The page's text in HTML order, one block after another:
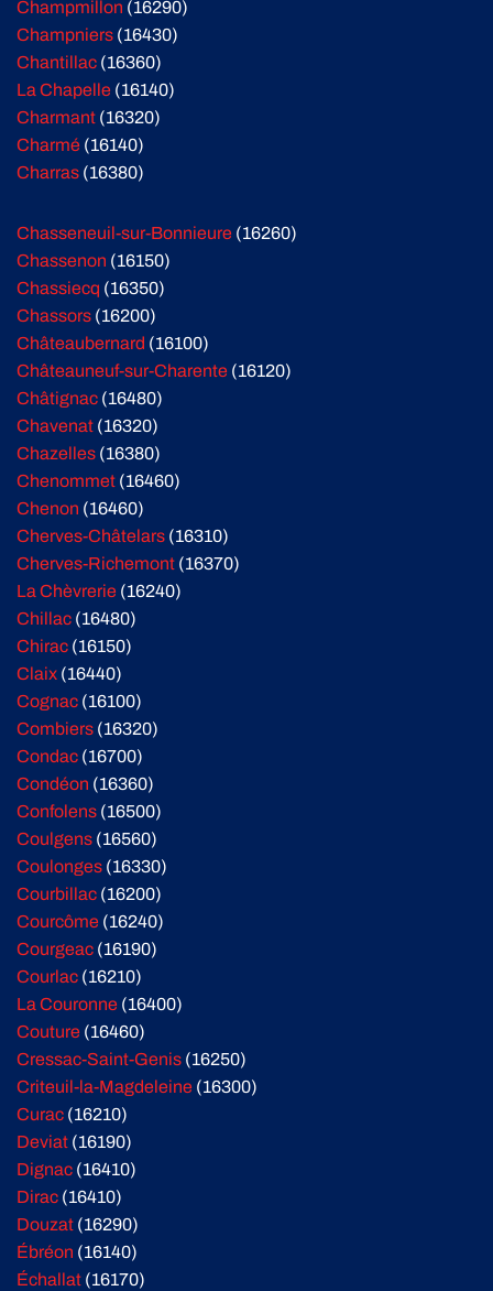
Champmillon (16290)
Champniers (16430)
Chantillac (16360)
La Chapelle (16140)
Charmant (16320)
Charmé (16140)
Charras (16380)
Chasseneuil-sur-Bonnieure (16260)
Chassenon (16150)
Chassiecq (16350)
Chassors (16200)
Châteaubernard (16100)
Châteauneuf-sur-Charente (16120)
Châtignac (16480)
Chavenat (16320)
Chazelles (16380)
Chenommet (16460)
Chenon (16460)
Cherves-Châtelars (16310)
Cherves-Richemont (16370)
La Chèvrerie (16240)
Chillac (16480)
Chirac (16150)
Claix (16440)
Cognac (16100)
Combiers (16320)
Condac (16700)
Condéon (16360)
Confolens (16500)
Coulgens (16560)
Coulonges (16330)
Courbillac (16200)
Courcôme (16240)
Courgeac (16190)
Courlac (16210)
La Couronne (16400)
Couture (16460)
Cressac-Saint-Genis (16250)
Criteuil-la-Magdeleine (16300)
Curac (16210)
Deviat (16190)
Dignac (16410)
Dirac (16410)
Douzat (16290)
Ébréon (16140)
Échallat (16170)